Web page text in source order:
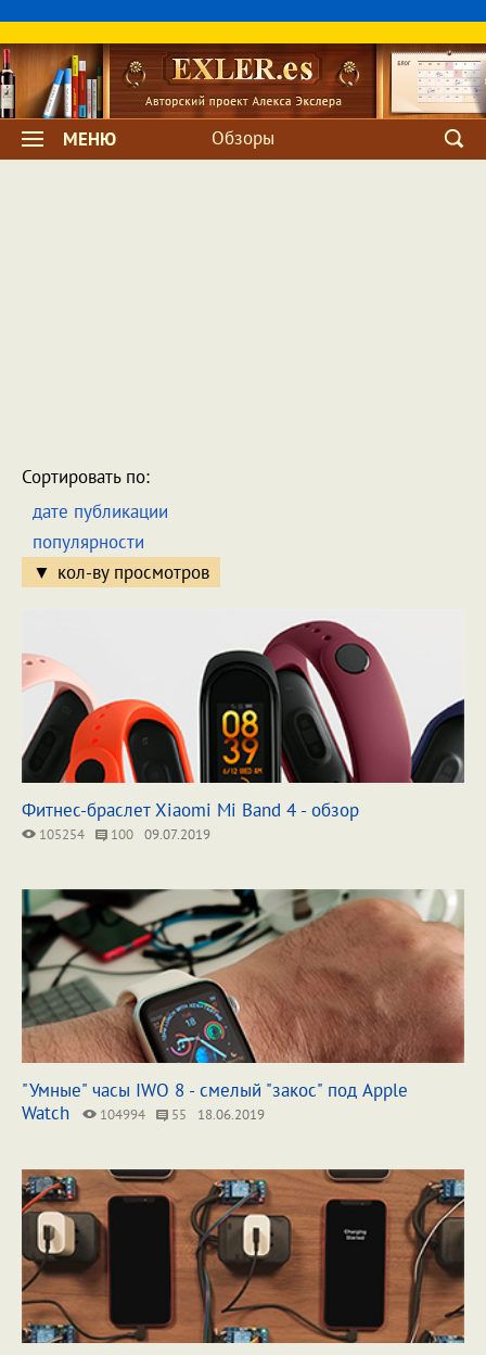
МЕНЮ Обзоры
Сортировать по:
дате публикации
популярности
кол-ву просмотров
Фитнес-браслет Xiaomi Mi Band 4 - обзор
105254 100 09.07.2019
"Умные" часы IWO 8 - смелый "закос" под Apple
Watch
104994 55 18.06.2019